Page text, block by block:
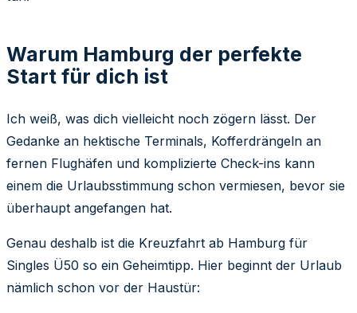
Warum Hamburg der perfekte
Start für dich ist
Ich weiß, was dich vielleicht noch zögern lässt. Der
Gedanke an hektische Terminals, Kofferdrängeln an
fernen Flughäfen und komplizierte Check-ins kann
einem die Urlaubsstimmung schon vermiesen, bevor sie
überhaupt angefangen hat.
Genau deshalb ist die Kreuzfahrt ab Hamburg für
Singles Ü50 so ein Geheimtipp. Hier beginnt der Urlaub
nämlich schon vor der Haustür: